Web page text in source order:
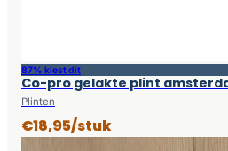
87% kiest dit
Co-pro gelakte plint
Plinten
€18,95/stuk